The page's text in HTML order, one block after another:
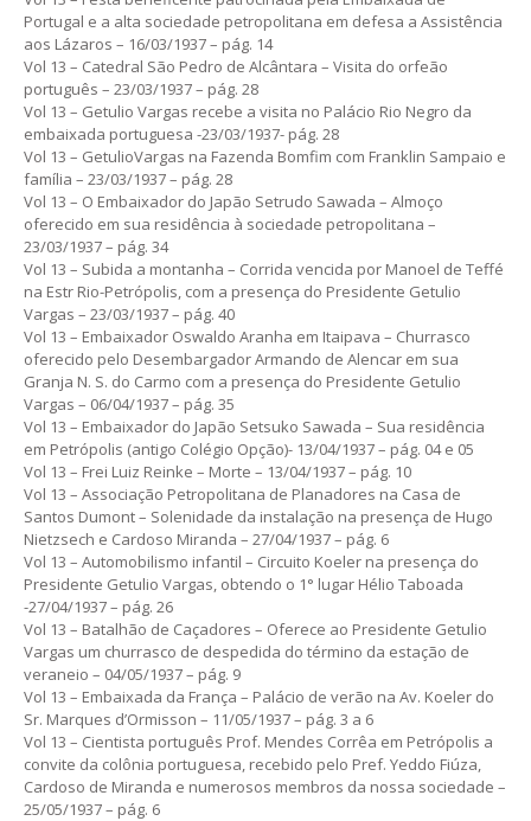
Portugal e a alta sociedade petropolitana em defesa a Assistência
aos Lázaros – 16/03/1937 – pág. 14
Vol 13 – Catedral São Pedro de Alcântara – Visita do orfeão
português – 23/03/1937 – pág. 28
Vol 13 – Getulio Vargas recebe a visita no Palácio Rio Negro da
embaixada portuguesa -23/03/1937- pág. 28
Vol 13 – GetulioVargas na Fazenda Bomfim com Franklin Sampaio e
família – 23/03/1937 – pág. 28
Vol 13 – O Embaixador do Japão Setrudo Sawada – Almoço
oferecido em sua residência à sociedade petropolitana –
23/03/1937 – pág. 34
Vol 13 – Subida a montanha – Corrida vencida por Manoel de Teffé
na Estr Rio-Petrópolis, com a presença do Presidente Getulio
Vargas – 23/03/1937 – pág. 40
Vol 13 – Embaixador Oswaldo Aranha em Itaipava – Churrasco
oferecido pelo Desembargador Armando de Alencar em sua
Granja N. S. do Carmo com a presença do Presidente Getulio
Vargas – 06/04/1937 – pág. 35
Vol 13 – Embaixador do Japão Setsuko Sawada – Sua residência
em Petrópolis (antigo Colégio Opção)- 13/04/1937 – pág. 04 e 05
Vol 13 – Frei Luiz Reinke – Morte – 13/04/1937 – pág. 10
Vol 13 – Associação Petropolitana de Planadores na Casa de
Santos Dumont – Solenidade da instalação na presença de Hugo
Nietzsech e Cardoso Miranda – 27/04/1937 – pág. 6
Vol 13 – Automobilismo infantil – Circuito Koeler na presença do
Presidente Getulio Vargas, obtendo o 1° lugar Hélio Taboada
-27/04/1937 – pág. 26
Vol 13 – Batalhão de Caçadores – Oferece ao Presidente Getulio
Vargas um churrasco de despedida do término da estação de
veraneio – 04/05/1937 – pág. 9
Vol 13 – Embaixada da França – Palácio de verão na Av. Koeler do
Sr. Marques d’Ormisson – 11/05/1937 – pág. 3 a 6
Vol 13 – Cientista português Prof. Mendes Corrêa em Petrópolis a
convite da colônia portuguesa, recebido pelo Pref. Yeddo Fiúza,
Cardoso de Miranda e numerosos membros da nossa sociedade –
25/05/1937 – pág. 6